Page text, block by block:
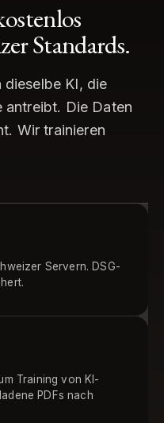
Standards.
dieselbe KI, die
antreibt. Die Daten
Wir trainieren
Servern. DSG-
Training von KI-
PDFs nach